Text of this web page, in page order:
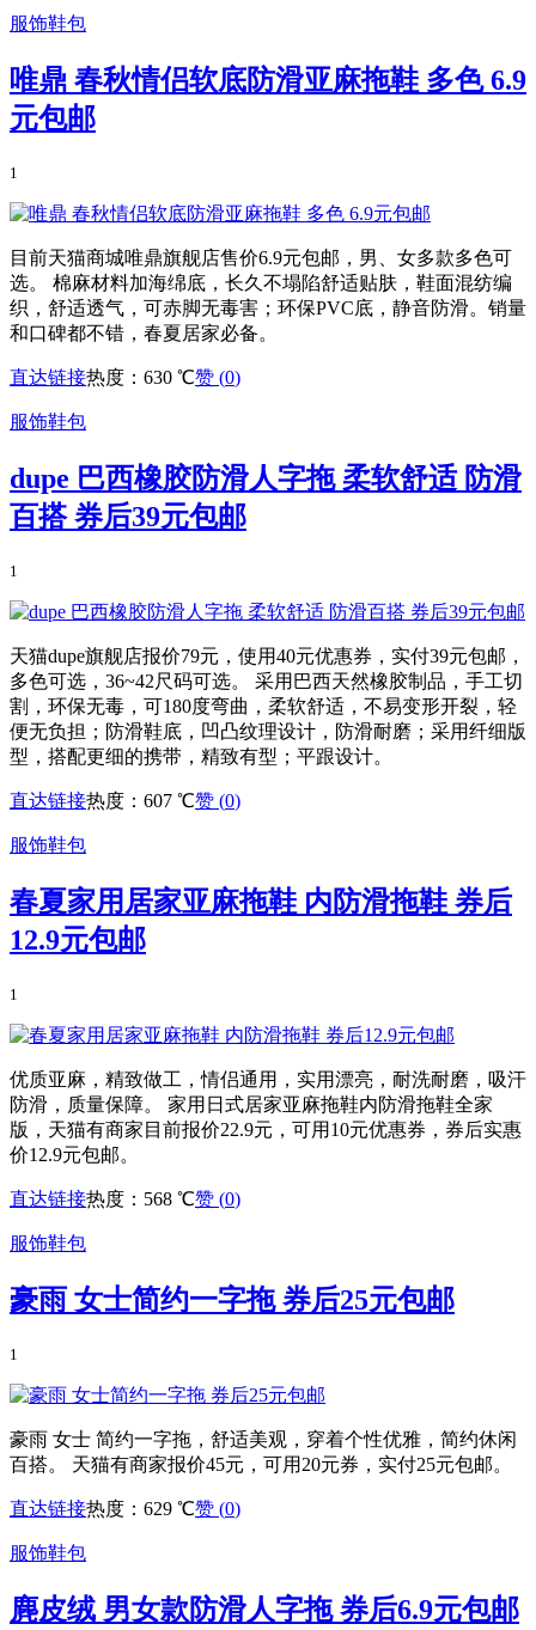
服饰鞋包
唯鼎 春秋情侣软底防滑亚麻拖鞋 多色 6.9
元包邮
1
目前天猫商城唯鼎旗舰店售价6.9元包邮，男、女多款多色可
选。 棉麻材料加海绵底，长久不塌陷舒适贴肤，鞋面混纺编
织，舒适透气，可赤脚无毒害；环保PVC底，静音防滑。销量
和口碑都不错，春夏居家必备。
直达链接热度：630 ℃赞 (0)
服饰鞋包
dupe 巴西橡胶防滑人字拖 柔软舒适 防滑
百搭 券后39元包邮
1
天猫dupe旗舰店报价79元，使用40元优惠券，实付39元包邮，
多色可选，36~42尺码可选。 采用巴西天然橡胶制品，手工切
割，环保无毒，可180度弯曲，柔软舒适，不易变形开裂，轻
便无负担；防滑鞋底，凹凸纹理设计，防滑耐磨；采用纤细版
型，搭配更细的携带，精致有型；平跟设计。
直达链接热度：607 ℃赞 (0)
服饰鞋包
春夏家用居家亚麻拖鞋 内防滑拖鞋 券后
12.9元包邮
1
优质亚麻，精致做工，情侣通用，实用漂亮，耐洗耐磨，吸汗
防滑，质量保障。 家用日式居家亚麻拖鞋内防滑拖鞋全家
版，天猫有商家目前报价22.9元，可用10元优惠券，券后实惠
价12.9元包邮。
直达链接热度：568 ℃赞 (0)
服饰鞋包
豪雨 女士简约一字拖 券后25元包邮
1
豪雨 女士 简约一字拖，舒适美观，穿着个性优雅，简约休闲
百搭。 天猫有商家报价45元，可用20元券，实付25元包邮。
直达链接热度：629 ℃赞 (0)
服饰鞋包
麂皮绒 男女款防滑人字拖 券后6.9元包邮